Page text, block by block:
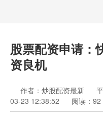
股票配资申请：
资良机
作者：炒股配资最新
03-23 12:38:52
阅读：92